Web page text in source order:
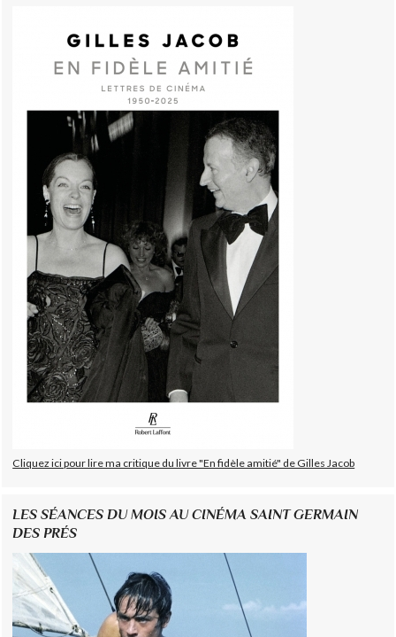
Cliquez ici pour lire ma critique du livre "En fidèle amitié" de Gilles Jacob
LES SÉANCES DU MOIS AU CINÉMA SAINT GERMAIN
DES PRÉS